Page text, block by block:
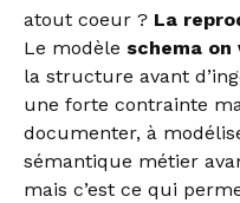
atout coeur ? La
Le modèle schema on
la structure avant
une forte contrainte
documenter, à
sémantique métier
mais c’est ce qui